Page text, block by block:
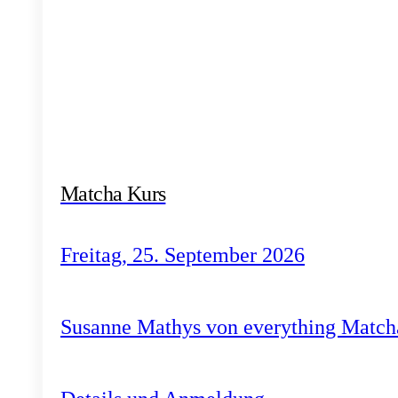
Matcha Kurs
Freitag, 25. September 2026
Susanne Mathys von everything